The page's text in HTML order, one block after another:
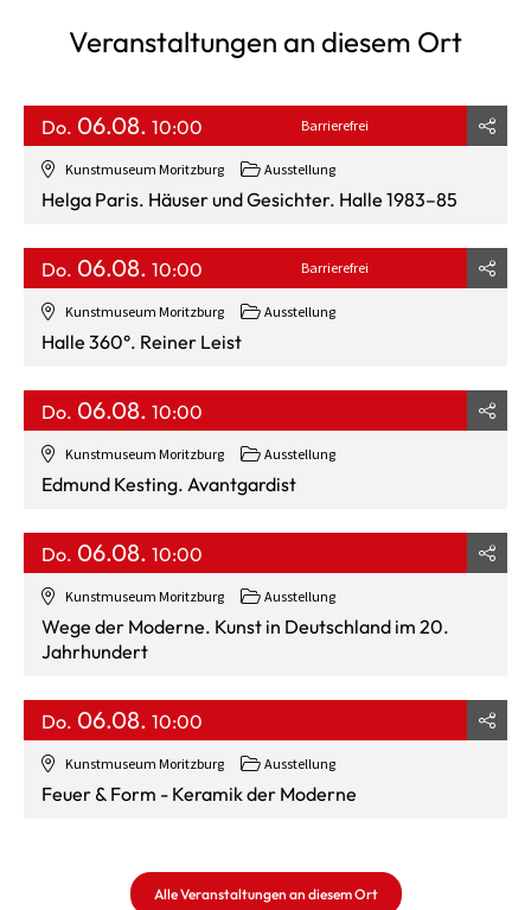
Veranstaltungen an diesem Ort
Kunstmuseum Moritzburg Ausstellung
Do. 06.08. 10:00 Barrierefrei
Helga Paris. Häuser und Gesichter. Halle 1983–85
Kunstmuseum Moritzburg Ausstellung
Do. 06.08. 10:00 Barrierefrei
Halle 360°. Reiner Leist
Kunstmuseum Moritzburg Ausstellung
Do. 06.08. 10:00
Edmund Kesting. Avantgardist
Kunstmuseum Moritzburg Ausstellung
Do. 06.08. 10:00
Wege der Moderne. Kunst in Deutschland im 20.
Jahrhundert
Kunstmuseum Moritzburg Ausstellung
Do. 06.08. 10:00
Feuer & Form - Keramik der Moderne
Alle Veranstaltungen an diesem Ort